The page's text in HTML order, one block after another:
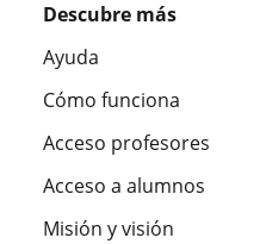
Descubre más
Ayuda
Cómo funciona
Acceso profesores
Acceso a alumnos
Misión y visión